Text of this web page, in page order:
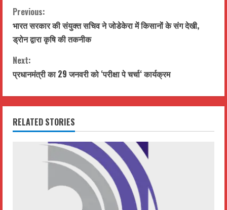
C
o
n
t
i
n
Previous:
भारत सरकार की संयुक्त सचिव ने जोडेकेरा में किसानों के संग देखी,
ड्रोन द्वारा कृषि की तकनीक
Next:
प्रधानमंत्री का 29 जनवरी को ‘परीक्षा पे चर्चा‘ कार्यक्रम
RELATED STORIES